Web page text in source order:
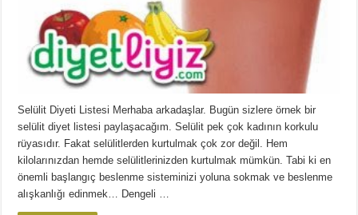
Selülit Diyeti Listesi Merhaba arkadaşlar. Bugün sizlere örnek bir
selülit diyet listesi paylaşacağım. Selülit pek çok kadının korkulu
rüyasıdır. Fakat selülitlerden kurtulmak çok zor değil. Hem
kilolarınızdan hemde selülitlerinizden kurtulmak mümkün. Tabi ki en
önemli başlangıç beslenme sisteminizi yoluna sokmak ve beslenme
alışkanlığı edinmek… Dengeli …